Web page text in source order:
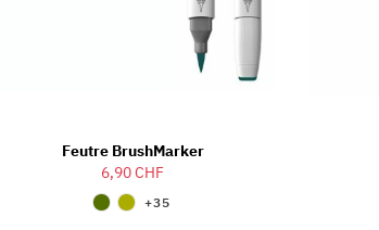
Feutre BrushMarker
6,90 CHF
+35